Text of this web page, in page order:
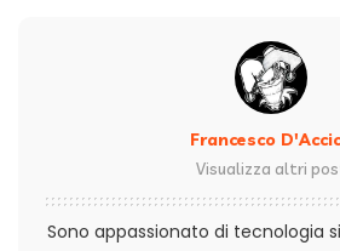
Francesco
Visualizza altri
Sono appassionato di tecnologia